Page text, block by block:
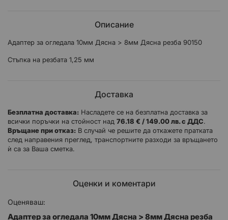
Описание
Адаптер за огледала 10мм Дясна > 8мм Дясна резба 90150
Стъпка на резбата 1,25 мм
Доставка
Безплатна доставка: Насладете се на безплатна доставка за
всички поръчки на стойност над 76.18 € / 149.00 лв. с ДДС.
Връщане при отказ: В случай че решите да откажете пратката
след направения преглед, транспортните разходи за връщането
ѝ са за Ваша сметка.
Оценки и коментари
Оценяваш:
Адаптер за огледала 10мм Дясна > 8мм Дясна резба